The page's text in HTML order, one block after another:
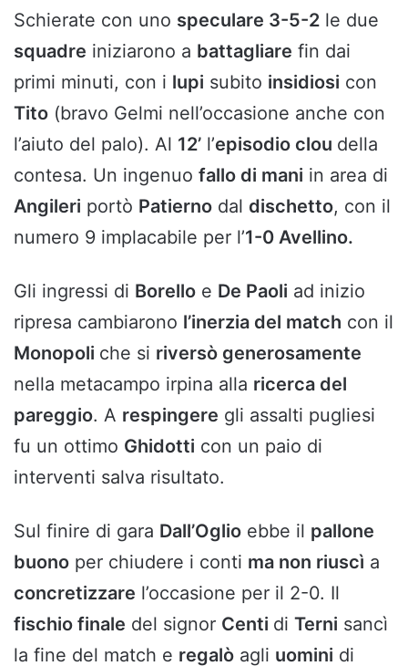
Schierate con uno speculare 3-5-2 le due
squadre iniziarono a battagliare fin dai
primi minuti, con i lupi subito insidiosi con
Tito (bravo Gelmi nell’occasione anche con
l’aiuto del palo). Al 12’ l’episodio clou della
contesa. Un ingenuo fallo di mani in area di
Angileri portò Patierno dal dischetto, con il
numero 9 implacabile per l’1-0 Avellino.
Gli ingressi di Borello e De Paoli ad inizio
ripresa cambiarono l’inerzia del match con il
Monopoli che si riversò generosamente
nella metacampo irpina alla ricerca del
pareggio. A respingere gli assalti pugliesi
fu un ottimo Ghidotti con un paio di
interventi salva risultato.
Sul finire di gara Dall’Oglio ebbe il pallone
buono per chiudere i conti ma non riuscì a
concretizzare l’occasione per il 2-0. Il
fischio finale del signor Centi di Terni sancì
la fine del match e regalò agli uomini di